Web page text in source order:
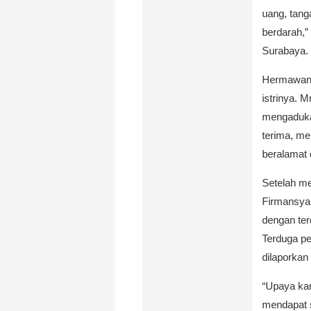
uang,
Surabaya.
istrinya.
terima,
beralamat
Setelah
dengan
Terduga
dilaporkan
“Upaya
mendapat